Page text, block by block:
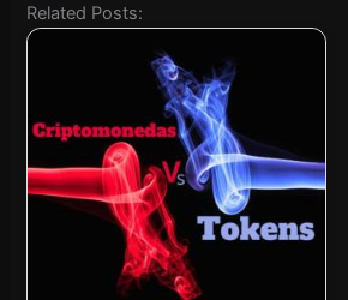
Related Posts: